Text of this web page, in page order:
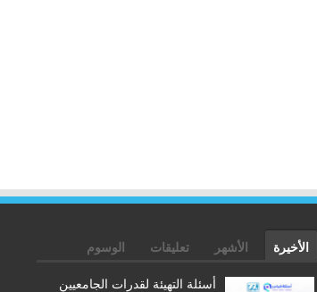
الأخيرة الأشهر تعليقات الوسوم
أسئلة التهيئة لقدرات الجامعيين